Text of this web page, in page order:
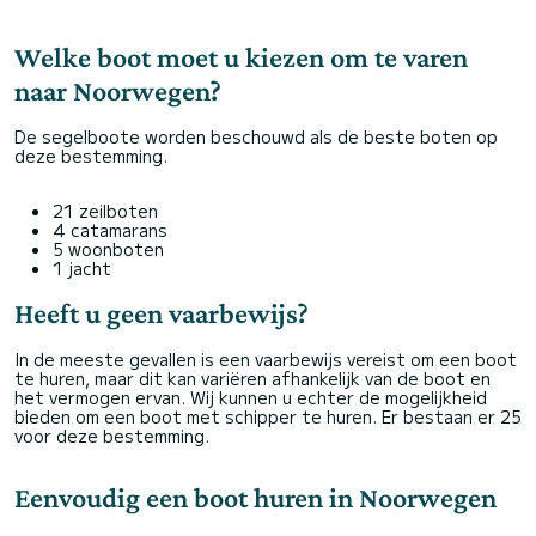
Welke boot moet u kiezen om te varen
naar Noorwegen?
De segelboote worden beschouwd als de beste boten op
deze bestemming.
21 zeilboten
4 catamarans
5 woonboten
1 jacht
Heeft u geen vaarbewijs?
In de meeste gevallen is een vaarbewijs vereist om een boot
te huren, maar dit kan variëren afhankelijk van de boot en
het vermogen ervan. Wij kunnen u echter de mogelijkheid
bieden om een boot met schipper te huren. Er bestaan er 25
voor deze bestemming.
Eenvoudig een boot huren in Noorwegen